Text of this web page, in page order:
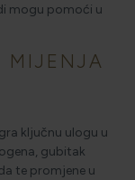
VRATA?
mogu pomoći u
ključnu ulogu u
gubitak
te promjene u